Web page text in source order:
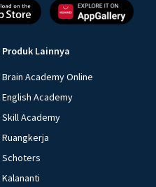
Produk Lainnya
Brain Academy Online
English Academy
Skill Academy
Ruangkerja
Schoters
Kalananti